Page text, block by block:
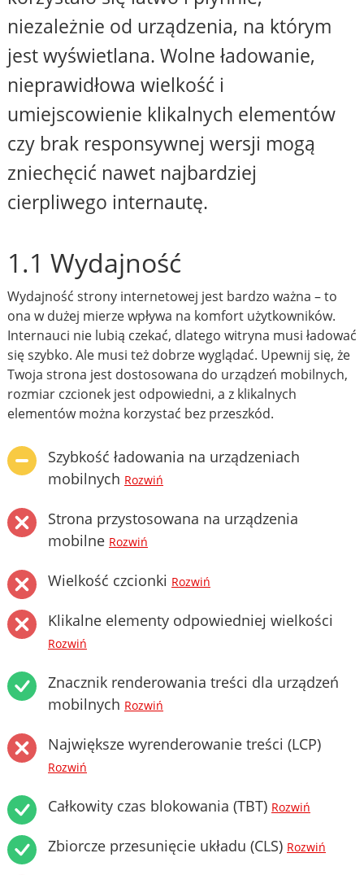
niezależnie od urządzenia, na którym
jest wyświetlana. Wolne ładowanie,
nieprawidłowa wielkość i
umiejscowienie klikalnych elementów
czy brak responsywnej wersji mogą
zniechęcić nawet najbardziej
cierpliwego internautę.
1.1 Wydajność
Wydajność strony internetowej jest bardzo ważna – to
ona w dużej mierze wpływa na komfort użytkowników.
Internauci nie lubią czekać, dlatego witryna musi ładować
się szybko. Ale musi też dobrze wyglądać. Upewnij się, że
Twoja strona jest dostosowana do urządzeń mobilnych,
rozmiar czcionek jest odpowiedni, a z klikalnych
elementów można korzystać bez przeszkód.
Szybkość ładowania na urządzeniach
mobilnych Rozwiń
Strona przystosowana na urządzenia
mobilne Rozwiń
Wielkość czcionki Rozwiń
Klikalne elementy odpowiedniej wielkości
Rozwiń
Znacznik renderowania treści dla urządzeń
mobilnych Rozwiń
Największe wyrenderowanie treści (LCP)
Rozwiń
Całkowity czas blokowania (TBT) Rozwiń
Zbiorcze przesunięcie układu (CLS) Rozwiń